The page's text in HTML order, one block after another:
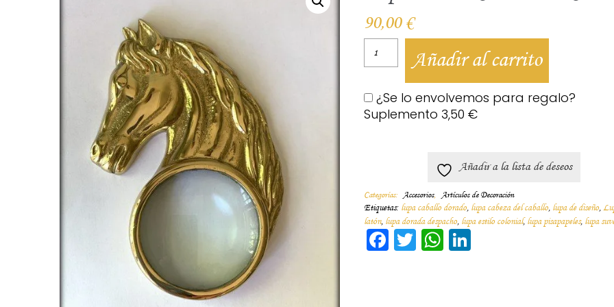
90,00 €
Añadir al carrito
¿Se lo envolvemos para regalo?
Suplemento 3,50 €
Añadir a la lista de deseos
Categorías: Accesorios, Artículos de Decoración
Etiquetas: lupa caballo dorado, lupa cabeza del caballo, lupa de diseño,
latón, lupa dorada despacho, lupa estilo colonial, lupa pisapapeles, lupa
Facebook
TwitterWhatsApp